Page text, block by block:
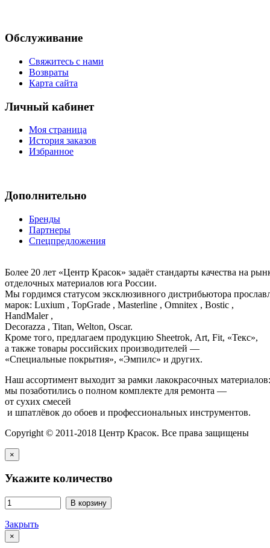
Обслуживание
Свяжитесь с нами
Возвраты
Карта сайта
Личный кабинет
Моя страница
История заказов
Избранное
Дополнительно
Бренды
Партнеры
Спецпредложения
Более 20 лет «Центр Красок» задаёт стандарты качества на
отделочных материалов юга России.
Мы гордимся статусом эксклюзивного дистрибьютора
марок: Luxium , TopGrade , Masterline , Omnitex , Bostic ,
HandMaler ,
Decorazza , Titan, Welton, Oscar.
Кроме того, предлагаем продукцию Sheetrok, Art, Fit, «Текс»,
а также товары российских производителей —
«Специальные покрытия», «Эмпилс» и других.
Наш ассортимент выходит за рамки лакокрасочных
мы позаботились о полном комплекте для ремонта —
от сухих смесей
и шпатлёвок до обоев и профессиональных инструментов.
Copyright © 2011-2018 Центр Красок. Все права защищены
×
Укажите количество
В корзину
Закрыть
×